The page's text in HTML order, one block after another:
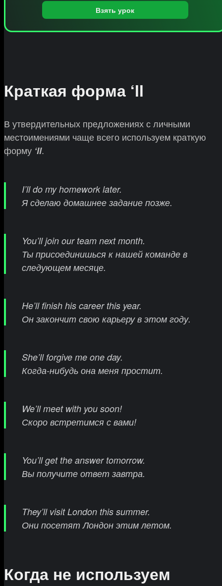
Взять урок
Краткая форма ‘ll
В утвердительных предложениях с личными
местоимениями чаще всего используем краткую
форму ‘ll.
I’ll do my homework later.
Я сделаю домашнее задание позже.
You’ll join our team next month.
Ты присоединишься к нашей команде в
следующем месяце.
He’ll finish his career this year.
Он закончит свою карьеру в этом году.
She’ll forgive me one day.
Когда-нибудь она меня простит.
We’ll meet with you soon!
Скоро встретимся с вами!
You’ll get the answer tomorrow.
Вы получите ответ завтра.
They’ll visit London this summer.
Они посетят Лондон этим летом.
Когда не используем